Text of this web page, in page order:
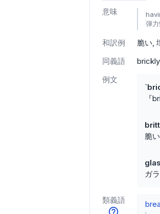
意味
弾
和訳例 脆い
同義語
brickly
例文
『
脆
ガ
類義語